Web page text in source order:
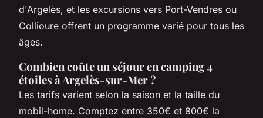
d'Argelès, et les excursions vers Port-Vendres ou
Collioure offrent un programme varié pour tous les
âges.
Combien coûte un séjour en camping 4
étoiles à Argelès-sur-Mer ?
Les tarifs varient selon la saison et la taille du
mobil-home. Comptez entre 350€ et 800€ la